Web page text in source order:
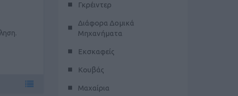
Γκρέιντερ
Διάφορα Δομικά
Μηχανήματα
Εκσκαφείς
Κουβάς
Μαχαίρια